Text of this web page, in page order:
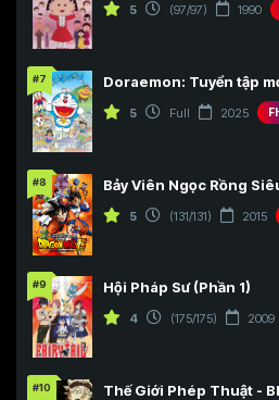
5 (97/97) 1990
#7 Doraemon: Tuyển tập
5 Full 2025
#8 Bảy Viên Ngọc Rồng
5 (131/131) 2015
#9 Hội Pháp Sư (Phần 1)
4 (175/175) 2009
#10 Thế Giới Phép Thuật -